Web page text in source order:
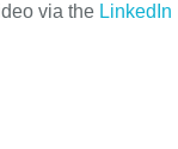
via the LinkedIn